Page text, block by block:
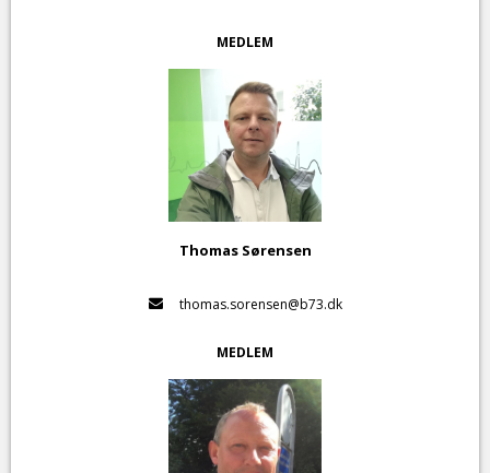
MEDLEM
Thomas Sørensen
thomas.sorensen@b73.dk
MEDLEM